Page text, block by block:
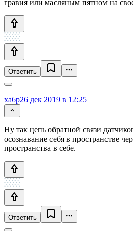
гравия или масляным пятном на
Ответить
xa6p26 дек 2019 в 12:25
Ну так цепь обратной связи
осознавание себя в пространстве
пространства в себе.
Ответить